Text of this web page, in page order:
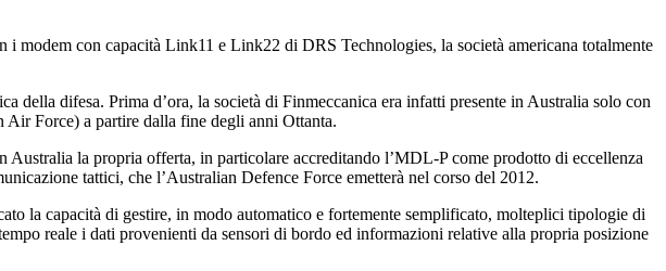
modem con capacità Link11 e Link22 di DRS Technologies, la società americana totalmente
difesa. Prima d’ora, la società di Finmeccanica era infatti presente in Australia solo con
Force) a partire dalla fine degli anni Ottanta.
la propria offerta, in particolare accreditando l’MDL-P come prodotto di eccellenza
tattici, che l’Australian Defence Force emetterà nel corso del 2012.
la capacità di gestire, in modo automatico e fortemente semplificato, molteplici tipologie di
reale i dati provenienti da sensori di bordo ed informazioni relative alla propria posizione